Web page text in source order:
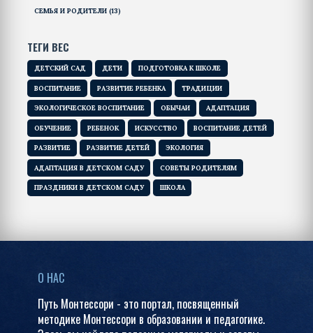
СЕМЬЯ И РОДИТЕЛИ (13)
ТЕГИ ВЕС
ДЕТСКИЙ САД ДЕТИ ПОДГОТОВКА К ШКОЛЕ
ВОСПИТАНИЕ РАЗВИТИЕ РЕБЕНКА ТРАДИЦИИ
ЭКОЛОГИЧЕСКОЕ ВОСПИТАНИЕ ОБЫЧАИ АДАПТАЦИЯ
ОБУЧЕНИЕ РЕБЕНОК ИСКУССТВО ВОСПИТАНИЕ ДЕТЕЙ
РАЗВИТИЕ РАЗВИТИЕ ДЕТЕЙ ЭКОЛОГИЯ
АДАПТАЦИЯ В ДЕТСКОМ САДУ СОВЕТЫ РОДИТЕЛЯМ
ПРАЗДНИКИ В ДЕТСКОМ САДУ ШКОЛА
О НАС
Путь Монтессори - это портал, посвященный
методике Монтессори в образовании и педагогике.